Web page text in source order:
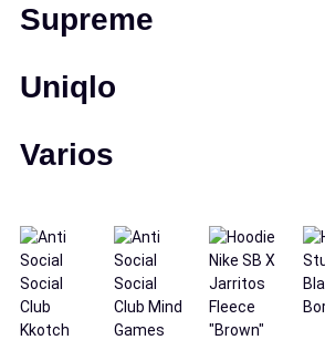
Supreme
Uniqlo
Varios